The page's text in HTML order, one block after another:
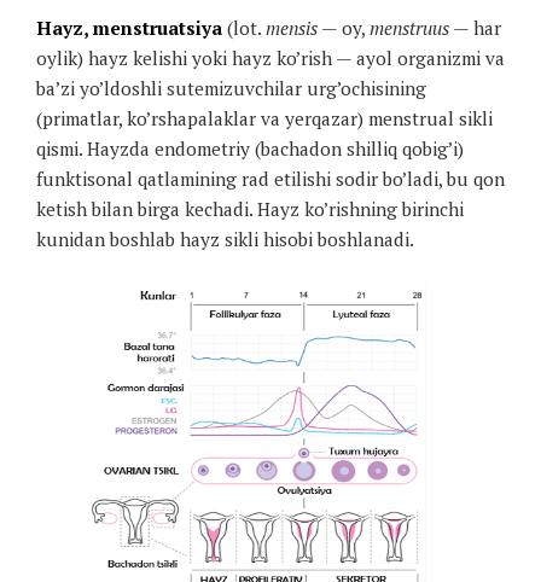
Hayz, menstruatsiya (lot. mensis — oy, menstruus — har
oylik) hayz kelishi yoki hayz ko’rish — ayol organizmi va
ba’zi yo’ldoshli sutemizuvchilar urg’ochisining
(primatlar, ko’rshapalaklar va yerqazar) menstrual sikli
qismi. Hayzda endometriy (bachadon shilliq qobig’i)
funktisonal qatlamining rad etilishi sodir bo’ladi, bu qon
ketish bilan birga kechadi. Hayz ko’rishning birinchi
kunidan boshlab hayz sikli hisobi boshlanadi.